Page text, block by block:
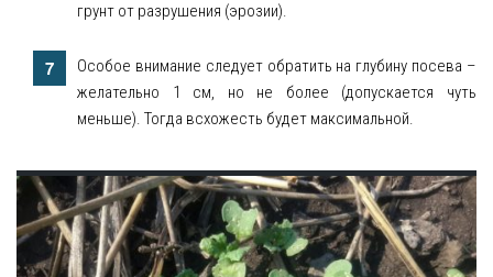
грунт от разрушения (эрозии).
Особое внимание следует обратить на глубину посева –
желательно 1 см, но не более (допускается чуть
меньше). Тогда всхожесть будет максимальной.